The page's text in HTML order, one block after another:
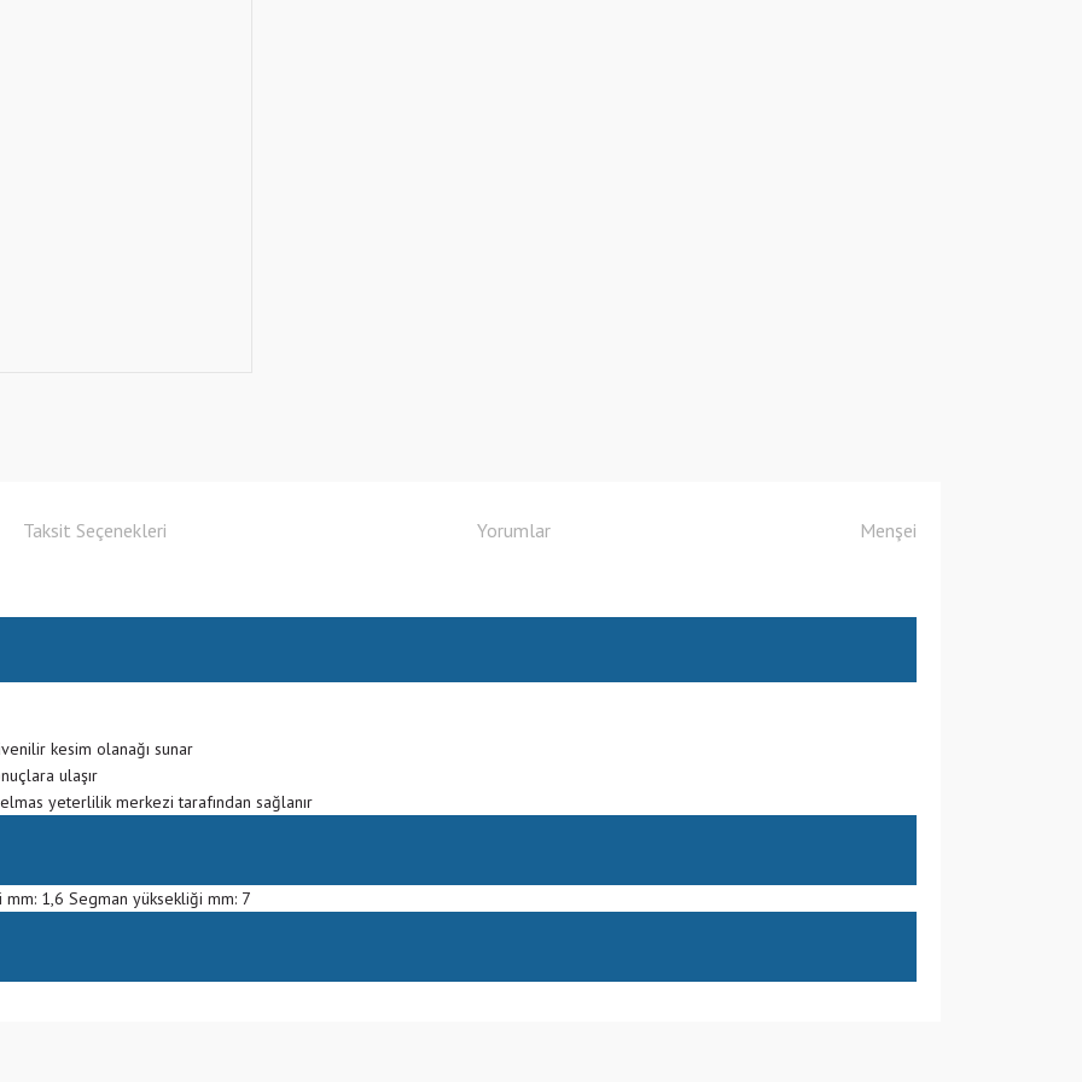
Taksit Seçenekleri Yorumlar Menşei
kesim olanağı sunar
ulaşır
yeterlilik merkezi tarafından sağlanır
1,6 Segman yüksekliği mm: 7